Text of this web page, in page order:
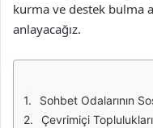
kurma ve destek bulma
anlayacağız.
Sohbet Odalarının
Çevrimiçi